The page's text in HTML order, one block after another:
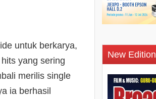
untuk berkarya,
yang sering
merilis single
ia berhasil
New Edition